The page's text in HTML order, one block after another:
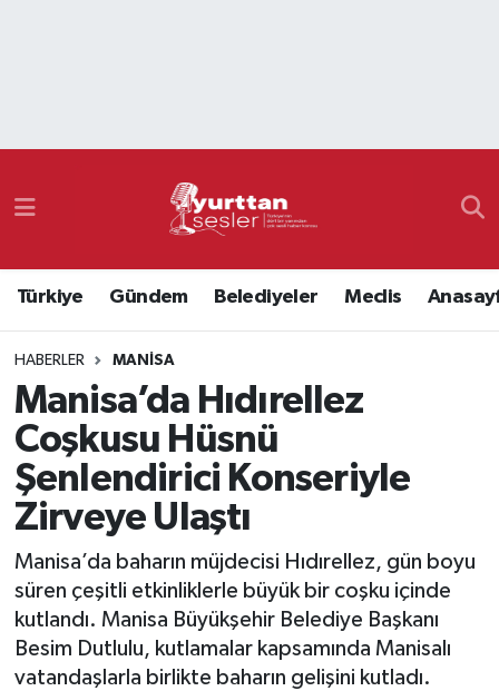
Türkiye Gündem Belediyeler Meclis
HABERLER MANISA
Manisa’da Hıdırellez
Coşkusu Hüsnü
Şenlendirici Konseriyle
Zirveye Ulaştı
Manisa’da baharın müjdecisi Hıdırellez, gün boyu
süren çeşitli etkinliklerle büyük bir coşku içinde
kutlandı. Manisa Büyükşehir Belediye Başkanı
Besim Dutlulu, kutlamalar kapsamında Manisalı
vatandaşlarla birlikte baharın gelişini kutladı.
Namaz Vakitleri
Süper Lig Puan Durumu ve Fikstür
Tüm Manşetler
Son Dakika Haberleri
Haber Arşivi